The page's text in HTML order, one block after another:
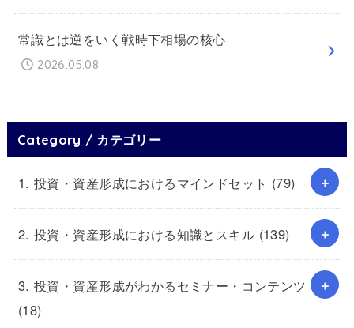
常識とは逆をいく戦時下相場の核心
2026.05.08
Category / カテゴリー
1. 投資・資産形成におけるマインドセット (79)
2. 投資・資産形成における知識とスキル (139)
3. 投資・資産形成がわかるセミナー・コンテンツ
(18)